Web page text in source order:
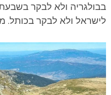
בבולגריה ולא לבקר
לישראל ולא לבקר בכותל.